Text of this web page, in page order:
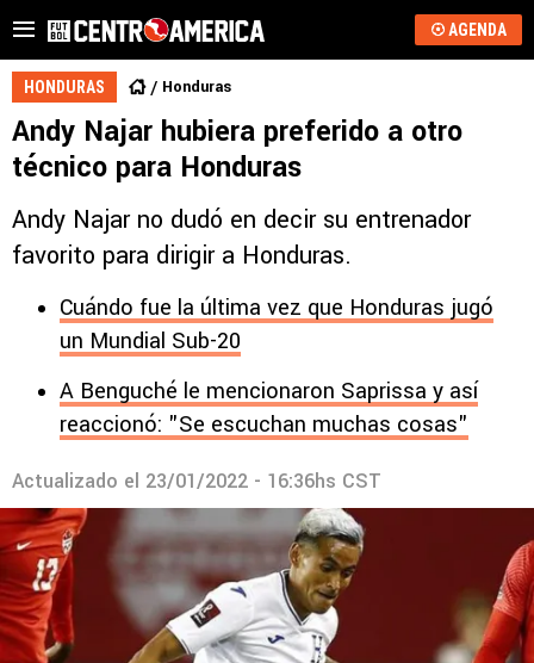
AGENDA
HONDURAS Honduras
Andy Najar hubiera preferido a otro
técnico para Honduras
Andy Najar no dudó en decir su entrenador
favorito para dirigir a Honduras.
Cuándo fue la última vez que Honduras jugó
un Mundial Sub-20
A Benguché le mencionaron Saprissa y así
reaccionó: "Se escuchan muchas cosas"
Actualizado el 23/01/2022 - 16:36hs CST